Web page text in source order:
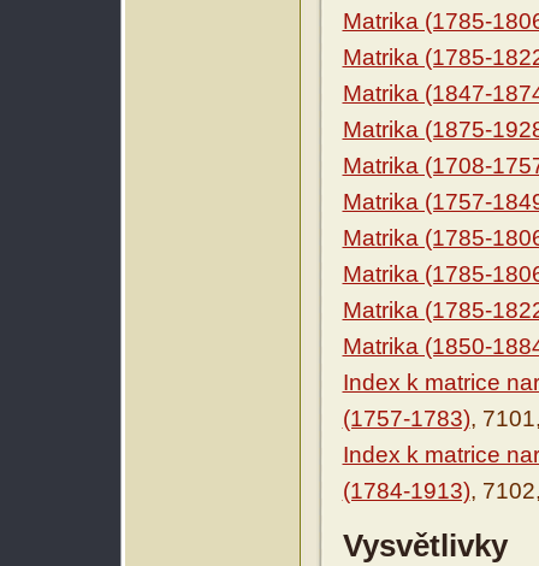
Matrika (1785-
Matrika (1785-
Matrika (1847-
Matrika (1875-
Matrika (1708-
Matrika (1757-
Matrika (1785-
Matrika (1785-
Matrika (1785-
Matrika (1850-
Index k matrice
(1757-1783),
Index k matrice
(1784-1913),
Vysvětlivky